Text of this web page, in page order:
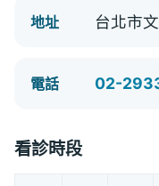
地址 台北市
電話 02-
看診時段